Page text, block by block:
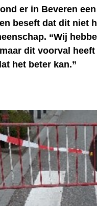
er in Beveren
beseft dat dit niet
“Wij
dit voorval
het beter kan.”